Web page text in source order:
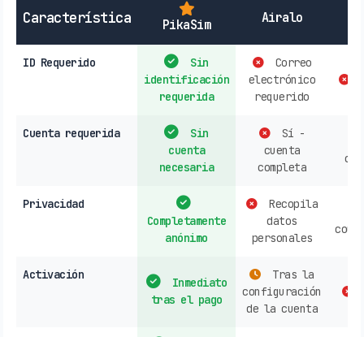
Característica PikaSim Airalo
ID Requerido
Sin
identificación
requerida
Correo
electrónico
requerido
Cuenta requerida
Sin
cuenta
necesaria
Sí -
cuenta
completa
Privacidad
Completamente
anónimo
Recopila
datos
personales
Activación
Inmediato
tras el pago
Tras la
configuración
de la cuenta